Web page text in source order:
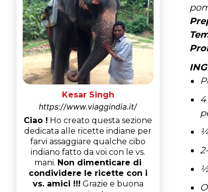
Kesar Singh
https://www.viaggindia.it/
Ciao ! Ho creato questa sezione
dedicata alle ricette indiane per
farvi assaggiare qualche cibo
indiano fatto da voi con le vs.
mani. Non dimenticare di
condividere le ricette con i
vs. amici !!! Grazie e buona